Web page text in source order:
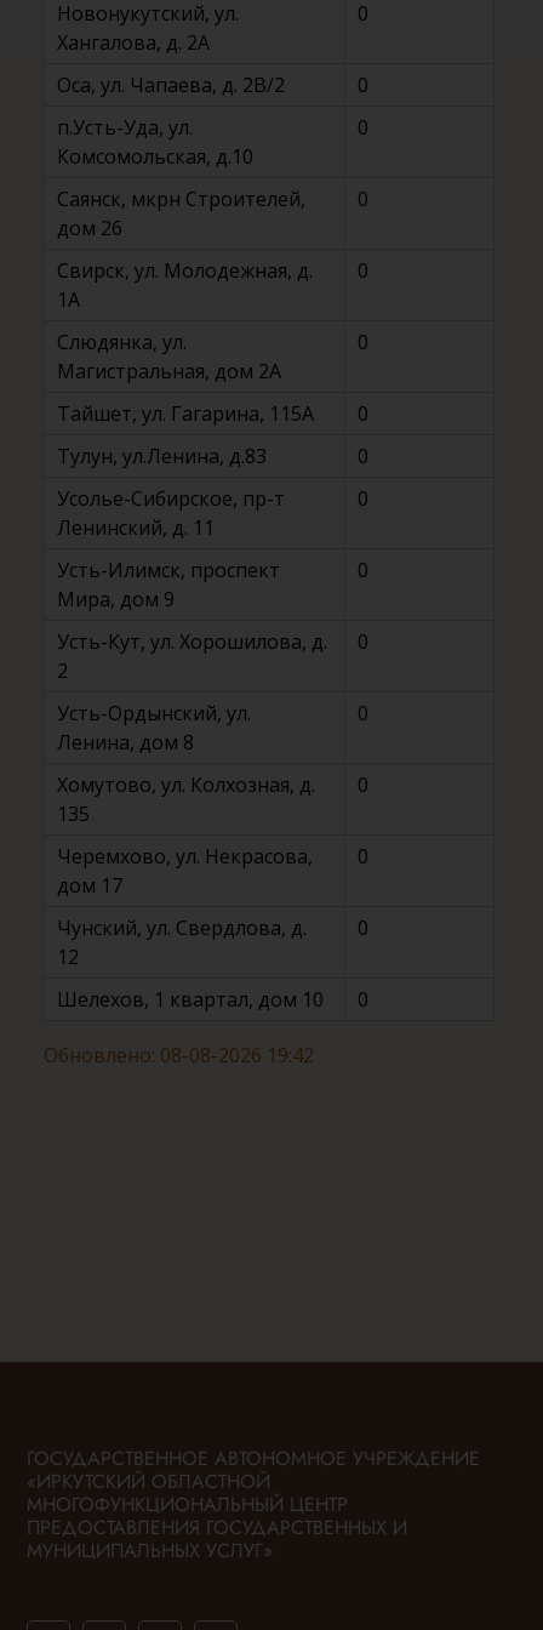
Новонукутский, ул.
Хангалова, д. 2А
0
Оса, ул. Чапаева, д. 2В/2
0
п.Усть-Уда, ул.
Комсомольская, д.10
0
Саянск, мкрн Строителей,
дом 26
0
Свирск, ул. Молодежная, д.
1А
0
Слюдянка, ул.
Магистральная, дом 2A
0
Тайшет, ул. Гагарина, 115А
0
Тулун, ул.Ленина, д.83
0
Усолье-Сибирское, пр-т
Ленинский, д. 11
0
Усть-Илимск, проспект
Мира, дом 9
0
Усть-Кут, ул. Хорошилова, д.
2
0
Усть-Ордынский, ул.
Ленина, дом 8
0
Хомутово, ул. Колхозная, д.
135
0
Черемхово, ул. Некрасова,
дом 17
0
Чунский, ул. Свердлова, д.
12
0
Шелехов, 1 квартал, дом 10 0
Обновлено: 08-08-2026 19:42
ГОСУДАРСТВЕННОЕ АВТОНОМНОЕ УЧРЕЖДЕНИЕ
«ИРКУТСКИЙ ОБЛАСТНОЙ
МНОГОФУНКЦИОНАЛЬНЫЙ ЦЕНТР
ПРЕДОСТАВЛЕНИЯ ГОСУДАРСТВЕННЫХ И
МУНИЦИПАЛЬНЫХ УСЛУГ»